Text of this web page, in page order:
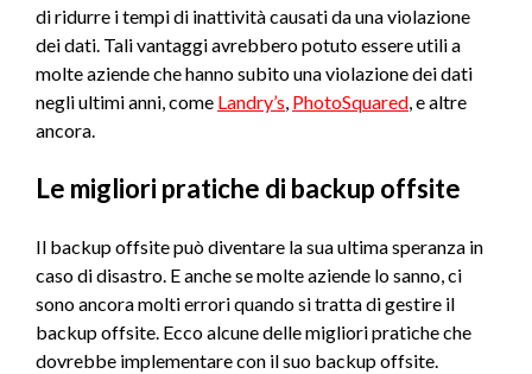
di ridurre i tempi di inattività causati da una violazione
dei dati. Tali vantaggi avrebbero potuto essere utili a
molte aziende che hanno subito una violazione dei dati
negli ultimi anni, come Landry’s PhotoSquared , e altre
ancora.
Le migliori pratiche di backup offsite
Il backup offsite può diventare la sua ultima speranza in
caso di disastro. E anche se molte aziende lo sanno, ci
sono ancora molti errori quando si tratta di gestire il
backup offsite. Ecco alcune delle migliori pratiche che
dovrebbe implementare con il suo backup offsite.